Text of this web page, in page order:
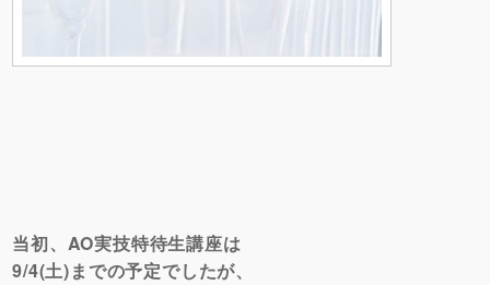
当初、AO実技特待生講座は
9/4(土)までの予定でしたが、